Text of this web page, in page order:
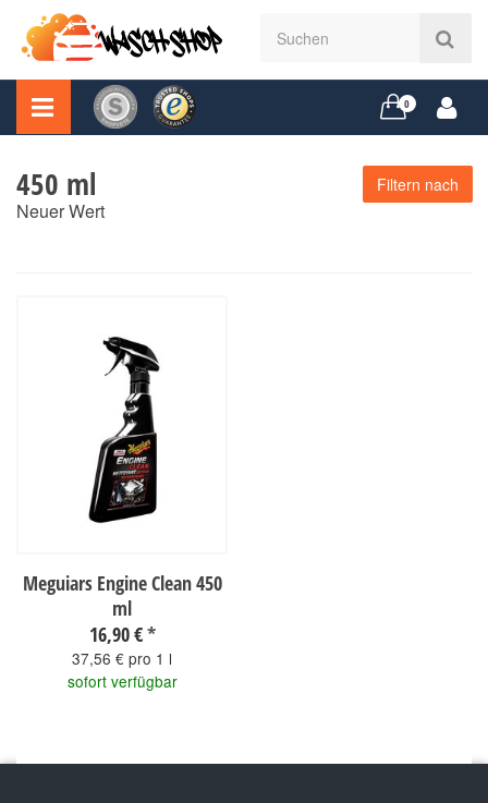
0
450 ml
Neuer Wert
Filtern nach
Meguiars Engine Clean 450
ml
16,90 €*
37,56 € pro 1 l
sofort verfügbar